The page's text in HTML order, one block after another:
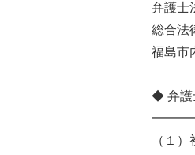
弁護士
総合法
福島市
◆ 弁護
（１